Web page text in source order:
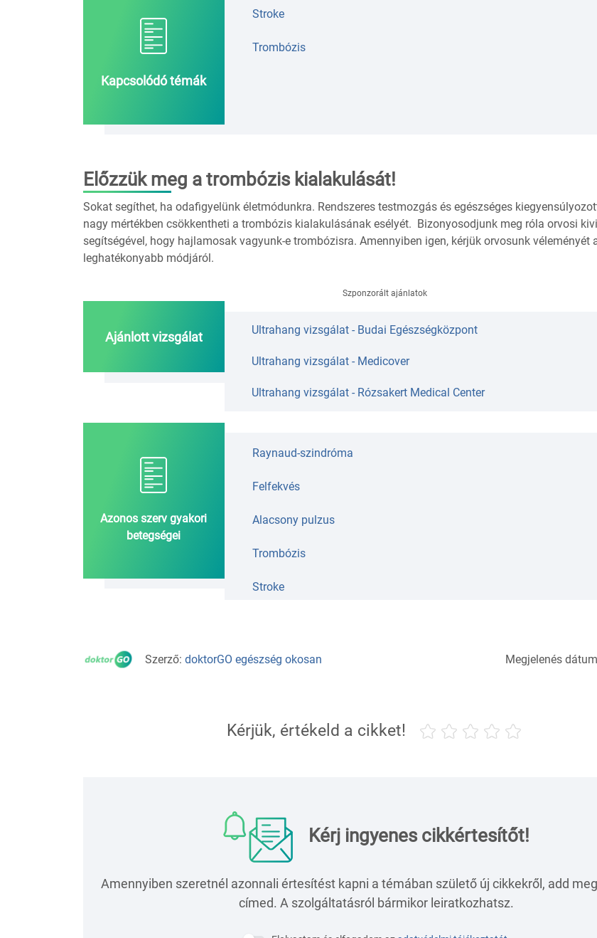
Kapcsolódó témák
Stroke
Trombózis
Előzzük meg a trombózis kialakulását!
Sokat segíthet, ha odafigyelünk életmódunkra. Rendszeres testmozgás és egészséges
nagy mértékben csökkentheti a trombózis kialakulásának esélyét. Bizonyosodjunk meg róla orvosi
segítségével, hogy hajlamosak vagyunk-e trombózisra. Amennyiben igen, kérjük orvosunk véleményét
leghatékonyabb módjáról.
Ajánlott vizsgálat
Szponzorált ajánlatok
Ultrahang vizsgálat - Budai Egészségközpont
Ultrahang vizsgálat - Medicover
Ultrahang vizsgálat - Rózsakert Medical Center
Azonos szerv gyakori
betegségei
Raynaud-szindróma
Felfekvés
Alacsony pulzus
Trombózis
Stroke
Szerző: doktorGO egészség okosan Megjelenés
Kérjük, értékeld a cikket!
Kérj ingyenes cikkértesítőt!
Amennyiben szeretnél azonnali értesítést kapni a témában születő új cikkekről, add
címed. A szolgáltatásról bármikor leiratkozhatsz.